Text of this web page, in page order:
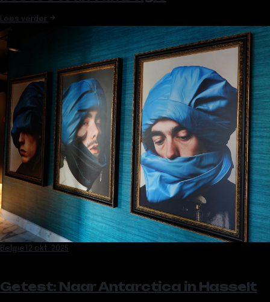
Lees verder
België12 okt. 2025
Getest: Naar Antarctica in Hasselt